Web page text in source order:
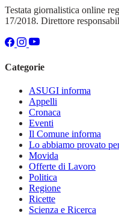
Testata giornalistica online
17/2018. Direttore
Categorie
ASUGI informa
Appelli
Cronaca
Eventi
Il Comune informa
Lo abbiamo provato
Movida
Offerte di Lavoro
Politica
Regione
Ricette
Scienza e Ricerca